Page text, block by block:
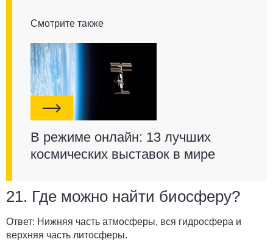
Смотрите также
В режиме онлайн: 13 лучших
космических выставок в мире
21. Где можно найти биосферу?
Ответ: Нижняя часть атмосферы, вся гидросфера и
верхняя часть литосферы.